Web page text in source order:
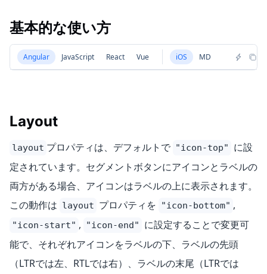
基本的な使い方
Angular JavaScript React Vue iOS MD
Layout
layout プロパティは、デフォルトで "icon-top"
に設
定されています。セグメントボタンにアイコンとラベルの
両方がある場合、アイコンはラベルの上に表示されます。
この動作は layout プロパティを "icon-bottom" ,
"icon-start" , "icon-end"
に設定することで変更可
能で、それぞれアイコンをラベルの下、ラベルの先頭
（LTRでは左、RTLでは右）、ラベルの末尾（LTRでは